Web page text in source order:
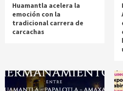
Huamantla acelera la
emoción con la
tradicional carrera de
carcachas